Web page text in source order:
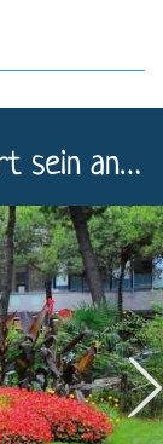
sein an…